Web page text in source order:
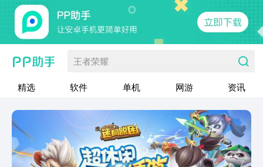
王者荣耀
精选 软件 单机 网游 资讯